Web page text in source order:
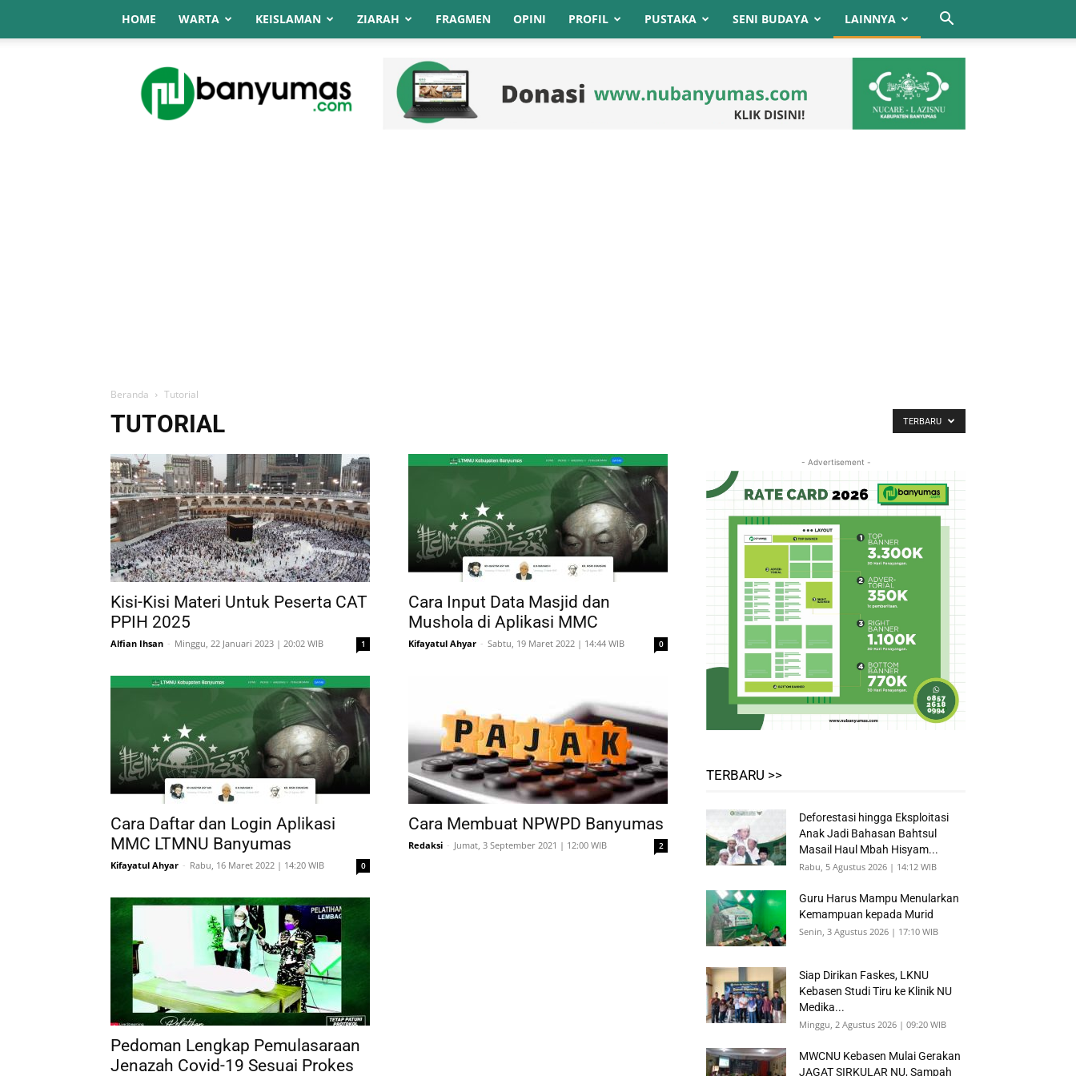
HOME WARTA KEISLAMAN ZIARAH FRAGMEN OPINI PROFIL PUSTAKA SENI BUDAYA LAINNYA
NU
Online
Banyumas
Beranda Tutorial
TUTORIAL TERBARU
Kisi-Kisi Materi Untuk Peserta CAT
PPIH 2025
Alfian Ihsan - Minggu, 22 Januari 2023 | 20:02 WIB 1
Cara Input Data Masjid dan
Mushola di Aplikasi MMC
Kifayatul Ahyar - Sabtu, 19 Maret 2022 | 14:44 WIB 0
Cara Daftar dan Login Aplikasi
MMC LTMNU Banyumas
Kifayatul Ahyar - Rabu, 16 Maret 2022 | 14:20 WIB 0
Cara Membuat NPWPD Banyumas
Redaksi - Jumat, 3 September 2021 | 12:00 WIB 2
Pedoman Lengkap Pemulasaraan
Jenazah Covid-19 Sesuai Prokes
- Advertisement -
TERBARU >>
Deforestasi hingga Eksploitasi
Anak Jadi Bahasan Bahtsul
Masail Haul Mbah Hisyam...
Rabu, 5 Agustus 2026 | 14:12 WIB
Guru Harus Mampu Menularkan
Kemampuan kepada Murid
Senin, 3 Agustus 2026 | 17:10 WIB
Siap Dirikan Faskes, LKNU
Kebasen Studi Tiru ke Klinik NU
Medika...
Minggu, 2 Agustus 2026 | 09:20 WIB
MWCNU Kebasen Mulai Gerakan
JAGAT SIRKULAR NU, Sampah